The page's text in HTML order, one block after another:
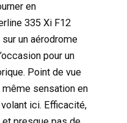
en
335 Xi F12
un aérodrome
pour un
Point de vue
même sensation en
ici. Efficacité,